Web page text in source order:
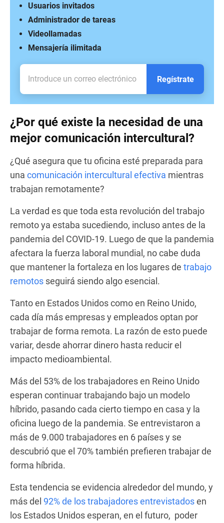
Mensajería ilimitada
Videollamadas
Administrador de tareas
Usuarios invitados
Regístrate
¿Por qué existe la necesidad de una
mejor comunicación intercultural?
¿Qué asegura que tu oficina esté preparada para
una comunicación intercultural efectiva mientras
trabajan remotamente?
La verdad es que toda esta revolución del trabajo
remoto ya estaba sucediendo, incluso antes de la
pandemia del COVID-19. Luego de que la pandemia
afectara la fuerza laboral mundial, no cabe duda
que mantener la fortaleza en los lugares de trabajo
remotos seguirá siendo algo esencial.
Tanto en Estados Unidos como en Reino Unido,
cada día más empresas y empleados optan por
trabajar de forma remota. La razón de esto puede
variar, desde ahorrar dinero hasta reducir el
impacto medioambiental.
Más del 53% de los trabajadores en Reino Unido
esperan continuar trabajando bajo un modelo
híbrido, pasando cada cierto tiempo en casa y la
oficina luego de la pandemia. Se entrevistaron a
más de 9.000 trabajadores en 6 países y se
descubrió que el 70% también prefieren trabajar de
forma híbrida.
Esta tendencia se evidencia alrededor del mundo, y
más del 92% de los trabajadores entrevistadosen
los Estados Unidos esperan, en el futuro, poder